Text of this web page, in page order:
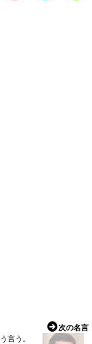
次の名言
言う。